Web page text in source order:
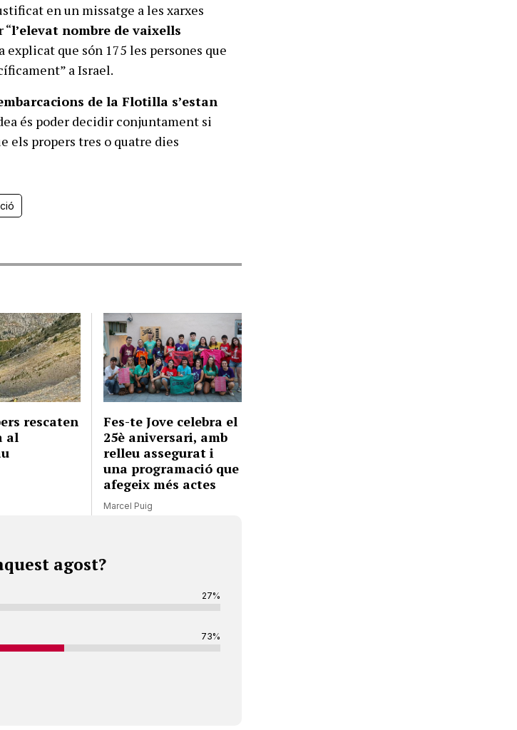
en un missatge a les xarxes
“l’elevat nombre de vaixells
explicat que són 175 les persones que
a Israel.
de la Flotilla s’estan
és poder decidir conjuntament si
els propers tres o quatre dies
rescaten
al
Fes-te Jove celebra el
25è aniversari, amb
relleu assegurat i
una programació que
afegeix més actes
Marcel Puig
agost?
27%
73%